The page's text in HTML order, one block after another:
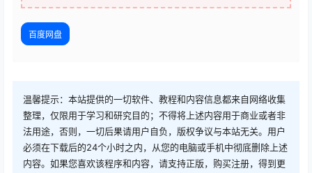
百度网盘
温馨提示：本站提供的一切软件、教程和内容信息都来自网络收集
整理，仅限用于学习和研究目的；不得将上述内容用于商业或者非
法用途，否则，一切后果请用户自负，版权争议与本站无关。用户
必须在下载后的24个小时之内，从您的电脑或手机中彻底删除上述
内容。如果您喜欢该程序和内容，请支持正版，购买注册，得到更